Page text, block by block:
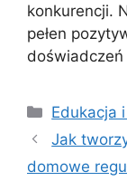
konkurencji.
pełen
Kategorie
Edukacja
Jak
domowe